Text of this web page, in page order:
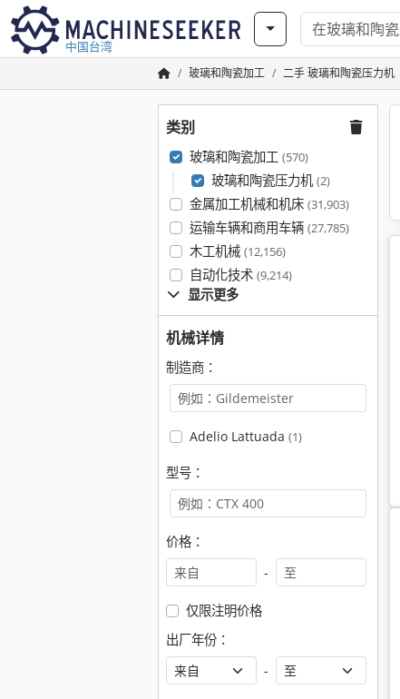
中国台湾
玻璃和陶瓷加工 二手 玻璃和陶瓷压力机
类别
玻璃和陶瓷加工 (570)
玻璃和陶瓷压力机 (2)
金属加工机械和机床 (31,903)
运输车辆和商用车辆 (27,785)
木工机械 (12,156)
自动化技术 (9,214)
显示更多
机械详情
制造商：
Adelio Lattuada (1)
型号：
价格：
-
仅限注明价格
出厂年份：
-